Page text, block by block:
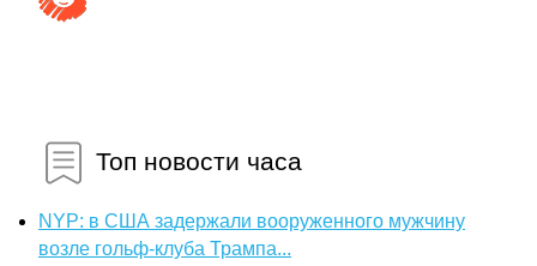
Топ новости часа
NYP: в США задержали вооруженного мужчину
возле гольф-клуба Трампа...